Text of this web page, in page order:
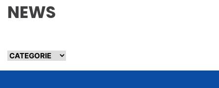
NEWS